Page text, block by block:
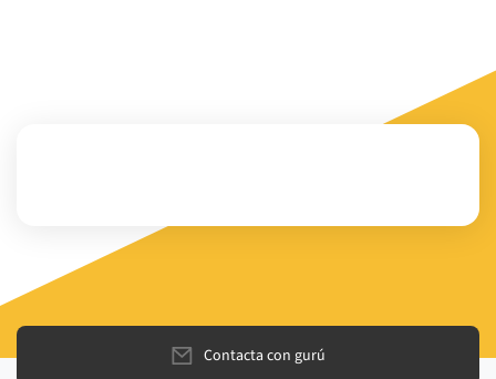
Contacta con gurú